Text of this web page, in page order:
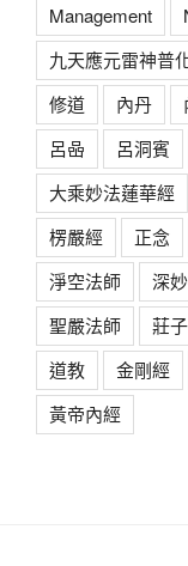
Management
九天應元雷神普
修道
內丹
呂喦
呂洞賓
大乘妙法蓮華經
楞嚴經
正念
淨空法師
深
聖嚴法師
莊子
道教
金剛經
黃帝內經